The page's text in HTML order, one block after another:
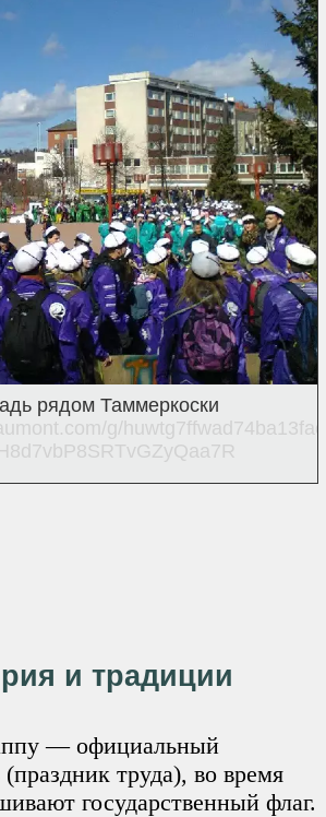
рядом Таммеркоски
g/
и традиции
— официальный
труда), во время
государственный флаг.